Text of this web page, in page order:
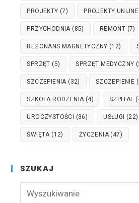
PROJEKTY (7) PROJEKTY UNIJNE
PRZYCHODNIA(85) REMONT (7)
REZONANS MAGNETYCZNY (12)
SPRZĘT (5) SPRZĘT MEDYCZNY
SZCZEPIENIA(32) SZCZEPIENIE
SZKOŁA RODZENIA(4) SZPITAL
UROCZYSTOŚCI (36) USŁUGI (22)
ŚWIĘTA(12) ŻYCZENIA(47)
SZUKAJ